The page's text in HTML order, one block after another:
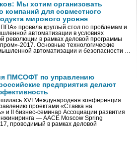
Мы хотим организовать
компаний для совместного
мирового уровня
провела круглый стол по проблемам и
автоматизации в условиях
революции в рамках деловой программы
2017. Основные технологические
автоматизации и безопасности …
ПМСОФТ по управлению
предприятия делают
XVI Международная конференция
проектами «Ставка на
и II бизнес-семинар Ассоциации развития
— AACE Moscow Spring
проводимый в рамках деловой